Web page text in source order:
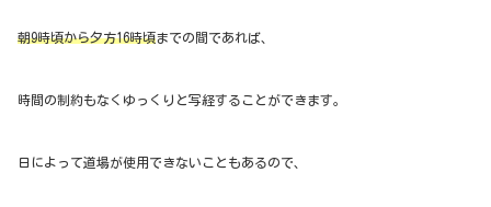
朝9時頃から夕方16時頃までの間であれば、
時間の制約もなくゆっくりと写経することができます。
日によって道場が使用できないこともあるので、